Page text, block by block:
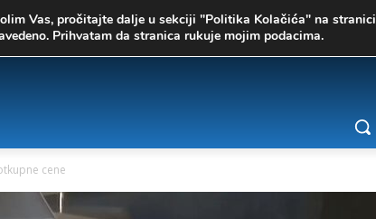
cene
Vas, pročitajte dalje u sekciji "Politika Kolačića" na stranici
Prihvatam da stranica rukuje mojim podacima.